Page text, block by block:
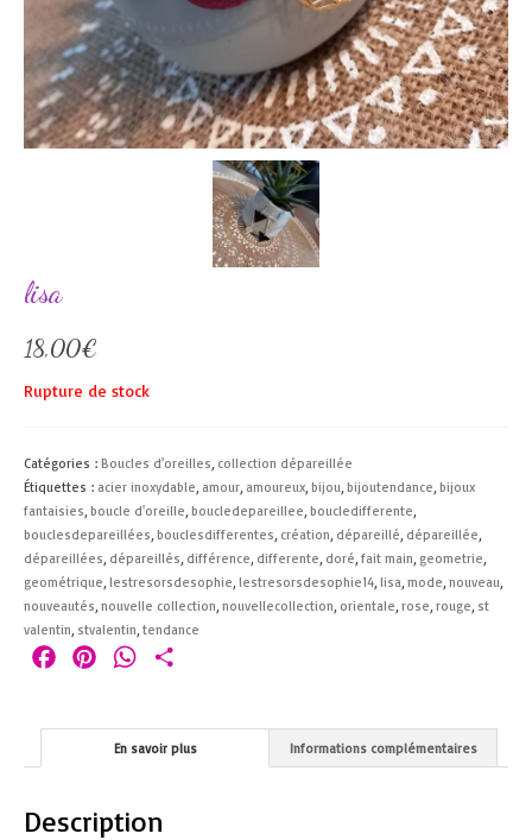
lisa
18,00€
Rupture de stock
Catégories : Boucles d'oreilles, collection dépareillée
Étiquettes : acier inoxydable, amour, amoureux,bijou,bijoutendance,bijoux
fantaisies,boucle d'oreille,boucledepareillee,boucledifferente,
bouclesdepareillées,bouclesdifferentes, création, dépareillé, dépareillée,
dépareillées, dépareillés, différence, differente, doré,fait main, geometrie,
geométrique,lestresorsdesophie,lestresorsdesophie14,lisa,mode,nouveau,
nouveautés,nouvelle collection,nouvellecollection, orientale,rose,rouge, st
valentin, stvalentin,tendance
FacebookPinterestWhatsApp
En savoir plus Informations complémentaires
Description